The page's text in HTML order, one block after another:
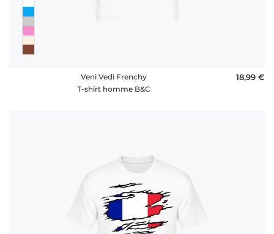
Veni Vedi Frenchy
T-shirt homme B&C
18,99 €